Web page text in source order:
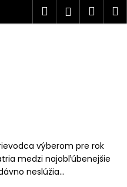
Hľadať
výberom pre rok
medzi najobľúbenejšie
neslúžia...